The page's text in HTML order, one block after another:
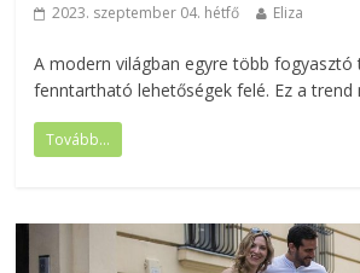
2023. szeptember 04. hétfő Eliza
A modern világban egyre több fogyasztó
fenntartható lehetőségek felé. Ez a trend
Tovább...